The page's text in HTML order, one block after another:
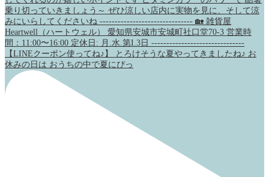
【LINEクーポン使ってね♪】 とろけそうな夏やってきましたね♪ お
休みの日は おうちの中で夏にぴっ